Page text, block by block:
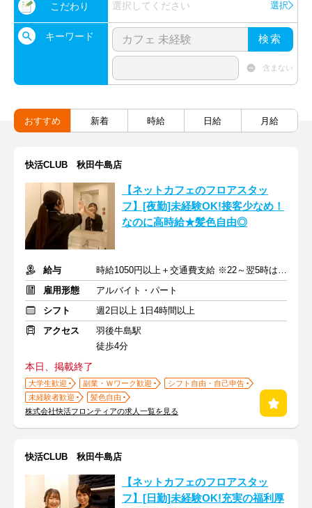
こだわり 選択してください 選択
キーワード 検索
含まない
おすすめ 新着 時給 日給 月給
快活CLUB 秋田牛島店
【ネットカフェのフロアスタッ
フ】[夜勤]未経験OK!接客少なめ！
なのに高時給★髪色自由◎
給与
時給1050円以上＋交通費支給 ※22～翌5時は時給1313円
雇用形態
アルバイト・パート
シフト
週2日以上 1日4時間以上
アクセス
羽後牛島駅
徒歩4分
本日、掲載終了
大学生歓迎 副業・Ｗワーク歓迎
シフト自由・自己申告
未経験者歓迎
髪色自由
株式会社快活フロンティアの求人一覧を見る
快活CLUB 秋田牛島店
【ネットカフェのフロアスタッ
フ】[日勤]未経験OK!充実の福利厚